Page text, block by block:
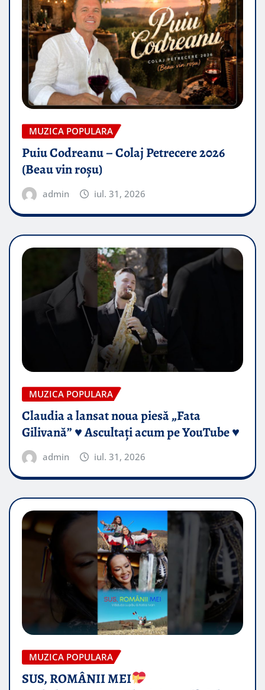
MUZICA POPULARA
Puiu Codreanu – Colaj Petrecere 2026
(Beau vin roșu)
admin iul. 31, 2026
MUZICA POPULARA
Claudia a lansat noua piesă „Fata
Gilivană” ♥️ Ascultați acum pe YouTube ♥️
admin iul. 31, 2026
MUZICA POPULARA
SUS, ROMÂNII MEI